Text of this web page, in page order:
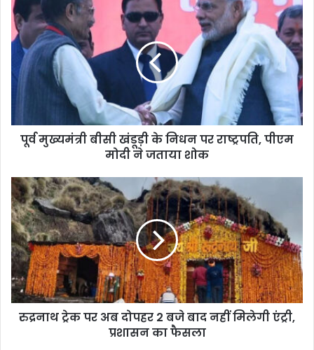
पू
र्व
मु
ख्य
त्री
खं
नि
ध
न
प
र
रा
ष्ट्र
प
ति
पूर्व मुख्यमंत्री बीसी खंडूड़ी के निधन पर राष्ट्रपति, पीएम
मोदी ने जताया शोक
रु
द्र
ना
थ
ट्रे
क
प
र
अ
रुद्रनाथ ट्रेक पर अब दोपहर 2 बजे बाद नहीं मिलेगी एंट्री,
प्रशासन का फैसला